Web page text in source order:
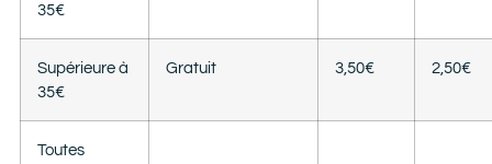
35€
Supérieure à
35€
Gratuit 3,50€ 2,50€
Toutes